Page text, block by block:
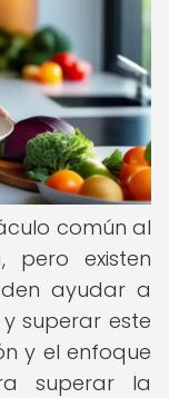
común al
pero existen
ayudar a
superar este
y el enfoque
superar la